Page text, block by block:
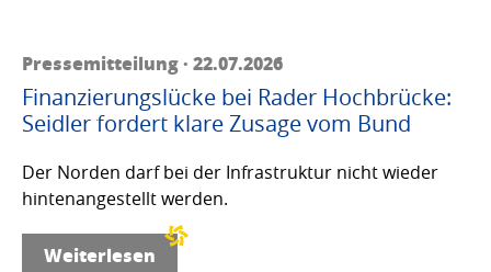
Pressemitteilung · 22.07.2026
Finanzierungslücke bei Rader Hochbrücke:
Seidler fordert klare Zusage vom Bund
Der Norden darf bei der Infrastruktur nicht wieder
hintenangestellt werden.
Weiterlesen